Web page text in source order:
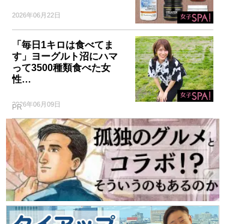
2026年06月22日
「毎日1キロは食べてま
す」ヨーグルト沼にハマ
って3500種類食べた女
性…
2026年06月09日
PR